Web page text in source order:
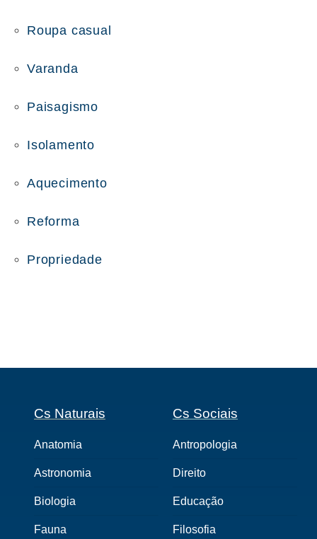
Roupa casual
Varanda
Paisagismo
Isolamento
Aquecimento
Reforma
Propriedade
Cs Naturais
Anatomia
Astronomia
Biologia
Fauna
Cs Sociais
Antropologia
Direito
Educação
Filosofia